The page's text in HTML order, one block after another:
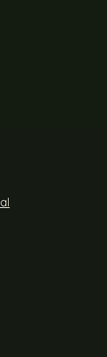
2in1 Magnet
S23 Ultra 2in1